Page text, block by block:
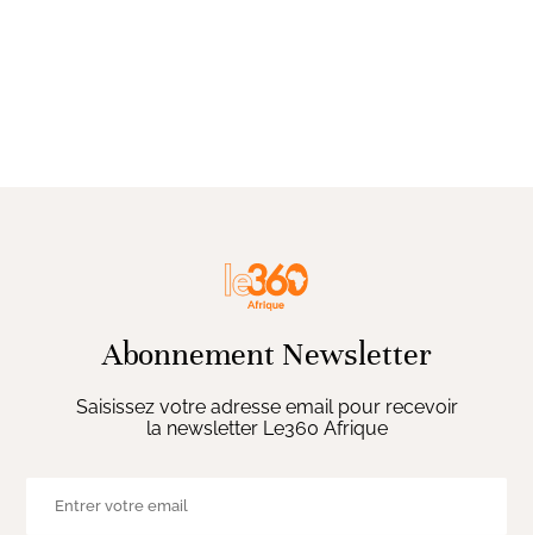
Abonnement Newsletter
Saisissez votre adresse email pour recevoir
la newsletter Le360 Afrique